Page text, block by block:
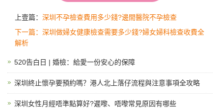
上壹篇： 深圳不孕檢查費用多少錢?邊間醫院不孕檢查
下一篇：深圳做婦女健康檢查需要多少錢?婦女婦科檢查收費全
解析
520告白日 | 婚檢：給愛一份安心的保障
深圳終止懷孕要預約嗎？港人北上落仔流程與注意事項全攻略
深圳女性月經唔準點算好?遲嚟、唔嚟常見原因有哪些